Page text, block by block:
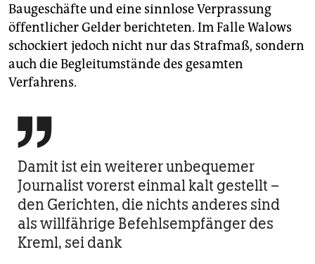
Baugeschäfte und eine sinnlose Verprassung
öffentlicher Gelder berichteten. Im Falle Walows
schockiert jedoch nicht nur das Strafmaß, sondern
auch die Begleitumstände des gesamten
Verfahrens.

Damit ist ein weiterer unbequemer
Journalist vorerst einmal kalt gestellt –
den Gerichten, die nichts anderes sind
als willfährige Befehlsempfänger des
Kreml, sei dank